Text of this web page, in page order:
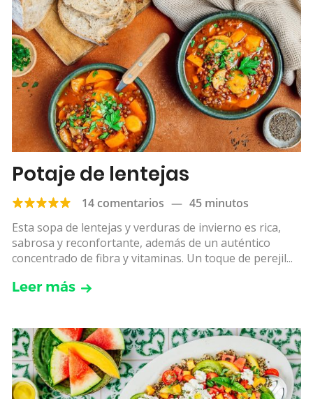
Potaje de lentejas
14 comentarios — 45 minutos
Esta sopa de lentejas y verduras de invierno es rica,
sabrosa y reconfortante, además de un auténtico
concentrado de fibra y vitaminas. Un toque de perejil...
Leer más